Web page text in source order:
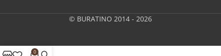
© BURATINO 2014 - 2026
0